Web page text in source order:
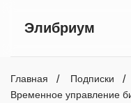
Элибриум
Главная
Подписки
Временное управление